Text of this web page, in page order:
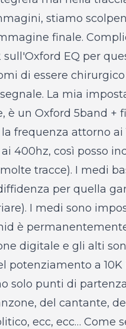
stiamo
finale.
EQ per
di essere chirurgico
La mia
è un Oxford 5band +
frequenza attorno ai
400hz, così posso
tracce). I medi
per quella
I medi sono
è
digitale e gli alti
potenziamento a
solo punti di
del cantante,
ecc, ecc… Come